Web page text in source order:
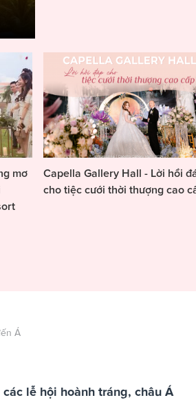
mơ
Capella Gallery Hall - Lời hồi
cho tiệc cưới thời thượng cao
Á
lễ hội hoành tráng, châu Á